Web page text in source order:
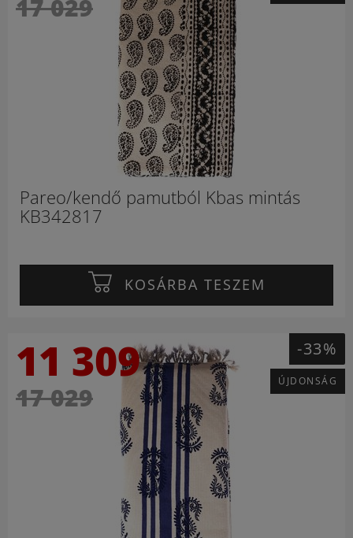
17 029
Pareo/kendő pamutból Kbas mintás
KB342817
KOSÁRBA TESZEM
11 309
17 029
-33%
ÚJDONSÁG